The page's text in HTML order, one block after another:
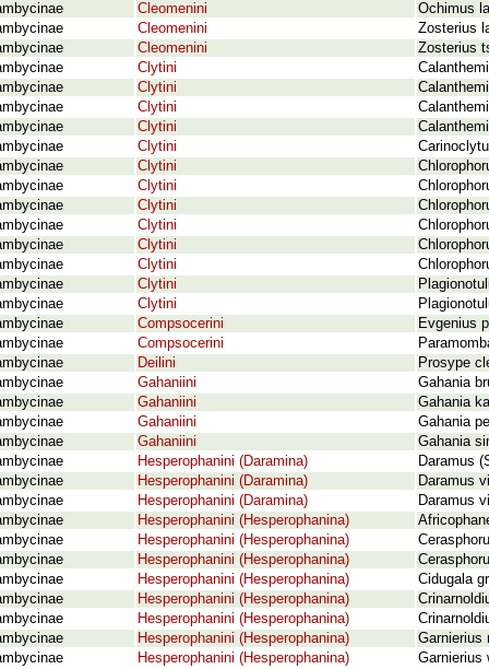
Cleomenini
Ochimus
Cleomenini
Zosterius
Cleomenini
Zosterius
Clytini
Clytini
Clytini
Clytini
Clytini
Clytini
Clytini
Clytini
Clytini
Clytini
Clytini
Clytini
Clytini
Compsocerini
Evgenius
Compsocerini
Deilini
Prosype
Gahaniini
Gahania
Gahaniini
Gahania
Gahaniini
Gahania
Gahaniini
Gahania
Hesperophanini (Daramina)
Daramus
Hesperophanini (Daramina)
Daramus
Hesperophanini (Daramina)
Daramus
Hesperophanini (Hesperophanina)
Hesperophanini (Hesperophanina)
Hesperophanini (Hesperophanina)
Hesperophanini (Hesperophanina)
Cidugala
Hesperophanini (Hesperophanina)
Hesperophanini (Hesperophanina)
Hesperophanini (Hesperophanina)
Garnierius
Hesperophanini (Hesperophanina) Garnierius